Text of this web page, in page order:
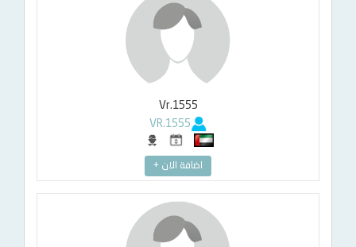
Vr.1555
VR.1555
اضافة الان +